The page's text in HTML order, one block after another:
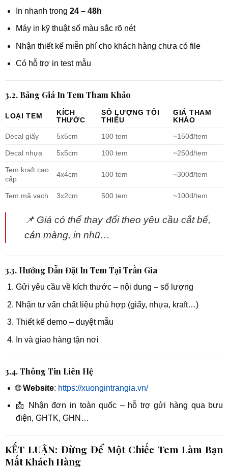
In nhanh trong 24 – 48h
Máy in kỹ thuật số màu sắc rõ nét
Nhận thiết kế miễn phí cho khách hàng chưa có file
Có hỗ trợ in test mẫu
3.2. Bảng Giá In Tem Tham Khảo
LOẠI TEM
KÍCH
THƯỚC
SỐ LƯỢNG TỐI
THIỂU
GIÁ THAM
KHẢO
Decal giấy
5x5cm 100 tem ~150đ/tem
Decal nhựa 5x5cm 100 tem ~250đ/tem
Tem kraft cao
cấp
4x4cm 100 tem ~300đ/tem
Tem mã vạch 3x2cm 500 tem ~100đ/tem
📌 Giá có thể thay đổi theo yêu cầu cắt bế,
cán màng, in nhũ…
3.3. Hướng Dẫn Đặt In Tem Tại Trần Gia
Gửi yêu cầu về kích thước – nội dung – số lượng
Nhận tư vấn chất liệu phù hợp (giấy, nhựa, kraft…)
Thiết kế demo – duyệt mẫu
In và giao hàng tận nơi
3.4. Thông Tin Liên Hệ
🌐Website: https://xuongintrangia.vn/
📩 Nhận đơn in toàn quốc – hỗ trợ gửi hàng qua bưu
điện, GHTK, GHN…
KẾT LUẬN: Đừng Để Một Chiếc Tem Làm Bạn
Mất Khách Hàng